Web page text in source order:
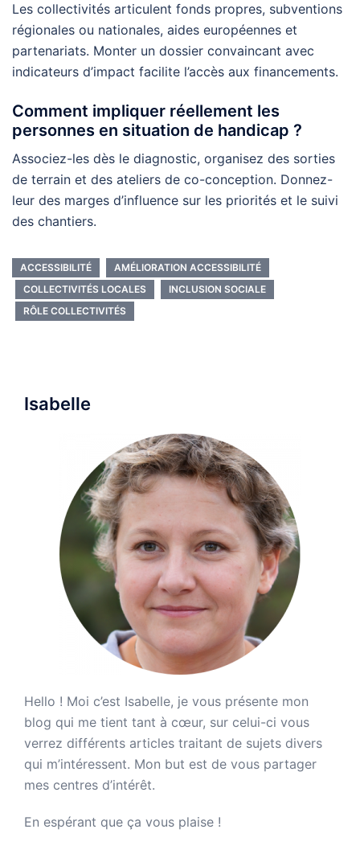
Les collectivités articulent fonds propres, subventions
régionales ou nationales, aides européennes et
partenariats. Monter un dossier convaincant avec
indicateurs d’impact facilite l’accès aux financements.
Comment impliquer réellement les
personnes en situation de handicap ?
Associez-les dès le diagnostic, organisez des sorties
de terrain et des ateliers de co-conception. Donnez-
leur des marges d’influence sur les priorités et le suivi
des chantiers.
ACCESSIBILITÉ
AMÉLIORATION ACCESSIBILITÉ
COLLECTIVITÉS LOCALES
INCLUSION SOCIALE
RÔLE COLLECTIVITÉS
Isabelle
Hello ! Moi c’est Isabelle, je vous présente mon
blog qui me tient tant à cœur, sur celui-ci vous
verrez différents articles traitant de sujets divers
qui m’intéressent. Mon but est de vous partager
mes centres d’intérêt.
En espérant que ça vous plaise !